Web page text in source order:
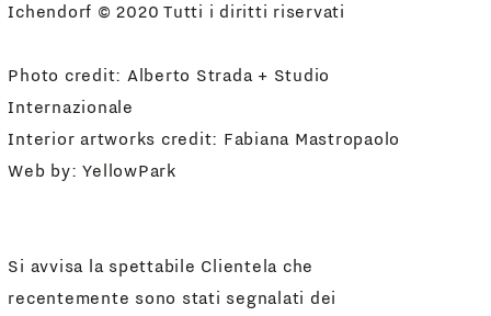
Ichendorf © 2020 Tutti i diritti riservati
Photo credit: Alberto Strada + Studio
Internazionale
Interior artworks credit: Fabiana Mastropaolo
Web by:YellowPark
Si avvisa la spettabile Clientela che
recentemente sono stati segnalati dei